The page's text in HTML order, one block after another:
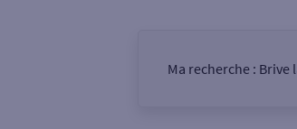
Ma recherche : Brive